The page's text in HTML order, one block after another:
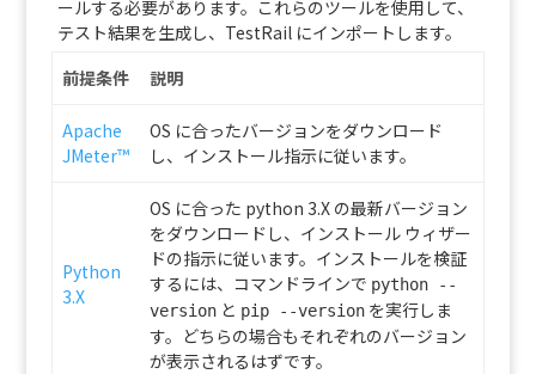
ールする必要があります。これらのツールを使用して、
テスト結果を生成し、TestRail にインポートします。
前提条件
説明
Apache
JMeter™
OS に合ったバージョンをダウンロード
し、インストール指示に従います。
Python
3.X
OS に合った python 3.X の最新バージョン
をダウンロードし、インストール ウィザー
ドの指示に従います。インストールを検証
するには、コマンドラインで python --
version と pip --version を実行しま
す。どちらの場合もそれぞれのバージョン
が表示されるはずです。